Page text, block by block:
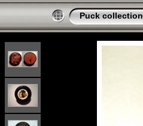
Puck collection